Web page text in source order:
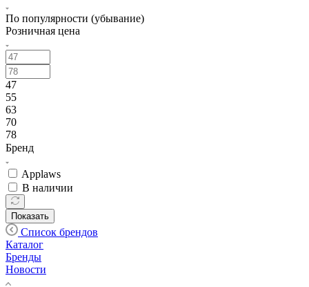
По популярности (убывание)
Розничная цена
47
55
63
70
78
Бренд
Applaws
В наличии
Показать
Список брендов
Каталог
Бренды
Новости